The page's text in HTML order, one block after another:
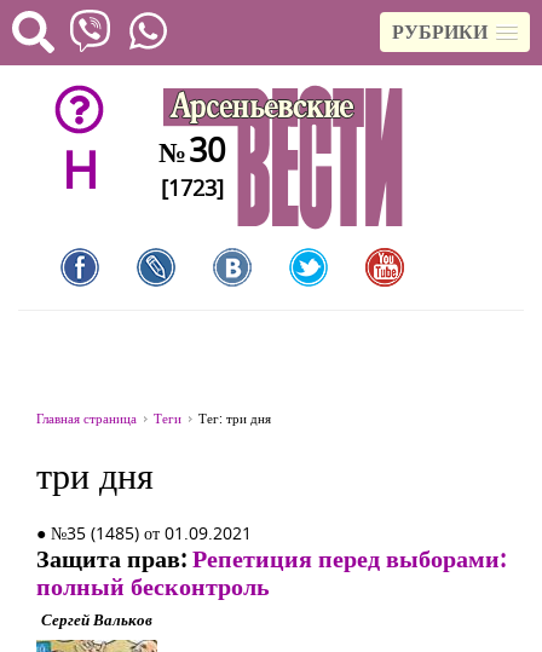
РУБРИКИ
H №30
[1723]
Главная страница Теги Тег: три дня
три дня
● №35 (1485) от 01.09.2021
Защита прав:Репетиция перед выборами:
полный бесконтроль
Сергей Вальков